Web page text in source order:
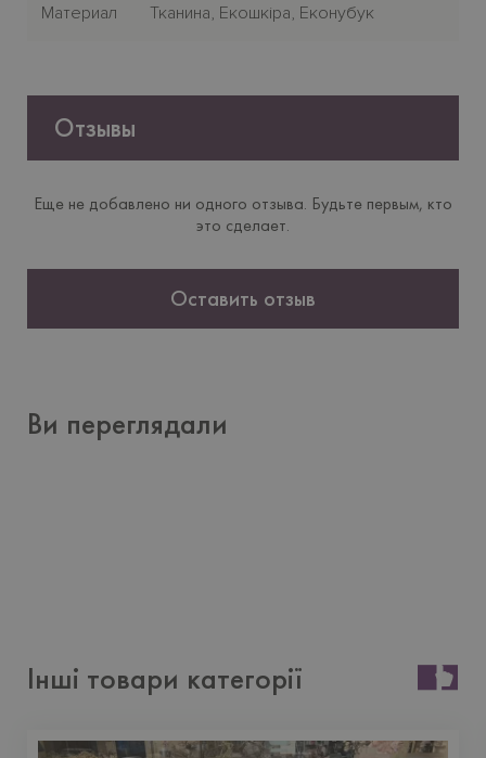
Материал Тканина, Екошкіра, Еконубук
Отзывы
Еще не добавлено ни одного отзыва. Будьте первым, кто
это сделает.
Оставить отзыв
Ви переглядали
Інші товари категорії